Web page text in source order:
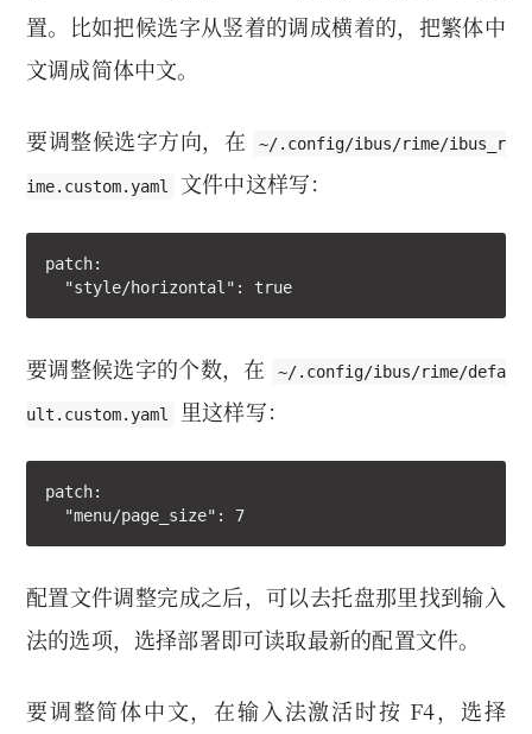
置。比如把候选字从竖着的调成横着的，把繁体中
文调成简体中文。
要调整候选字方向，在 ~/.config/ibus/rime/ibus_r
ime.custom.yaml 文件中这样写：
patch:
  "style/horizontal": true
要调整候选字的个数，在 ~/.config/ibus/rime/defa
ult.custom.yaml 里这样写：
patch:
  "menu/page_size": 7
配置文件调整完成之后，可以去托盘那里找到输入
法的选项，选择部署即可读取最新的配置文件。
要调整简体中文，在输入法激活时按 F4，选择